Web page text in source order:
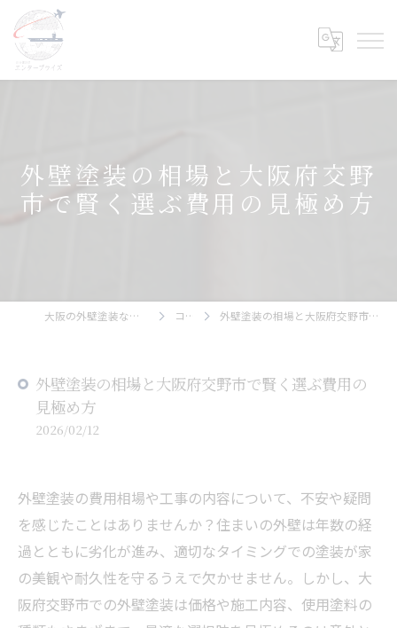
外壁塗装の相場と大阪府交野
市で賢く選ぶ費用の見極め方
大阪の外壁塗装ならエンタープライズ コラム 外壁塗装の相場と大阪府交野市で賢く選ぶ費用の見極め方
外壁塗装の相場と大阪府交野市で賢く選ぶ費用の
見極め方
2026/02/12
外壁塗装の費用相場や工事の内容について、不安や疑問
を感じたことはありませんか？住まいの外壁は年数の経
過とともに劣化が進み、適切なタイミングでの塗装が家
の美観や耐久性を守るうえで欠かせません。しかし、大
阪府交野市での外壁塗装は価格や施工内容、使用塗料の